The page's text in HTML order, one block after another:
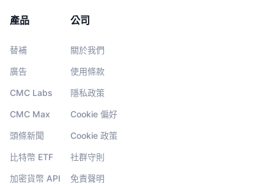
產品
替補
廣告
CMC Labs
CMC Max
頭條新聞
比特幣 ETF
加密貨幣 API
公司
關於我們
使用條款
隱私政策
Cookie 偏好
Cookie 政策
社群守則
免責聲明